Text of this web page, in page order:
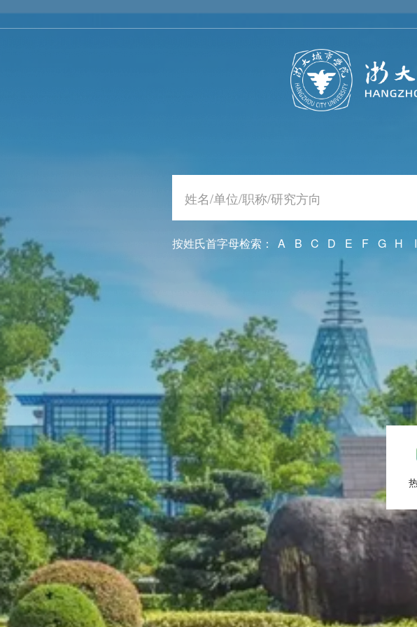
按姓氏首字母检索： A B C D E F G H I